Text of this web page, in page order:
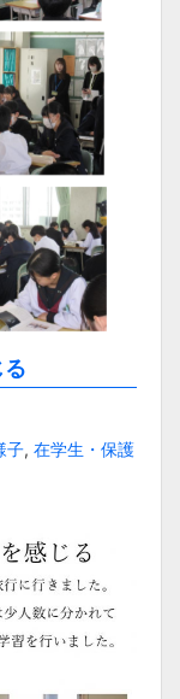
子, 在学生・保護